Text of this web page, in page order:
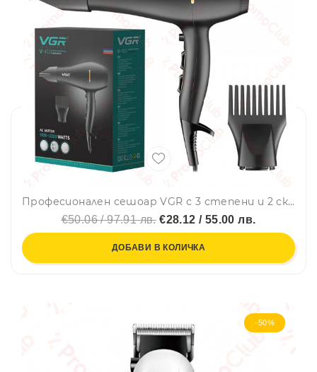
Професионален сешоар VGR с 3 степени и 2 скорости, професионална салонна серия, V-433
€50.06 / 97.91 лв.€28.12 / 55.00 лв.
ДОБАВИ В КОЛИЧКА
-50%